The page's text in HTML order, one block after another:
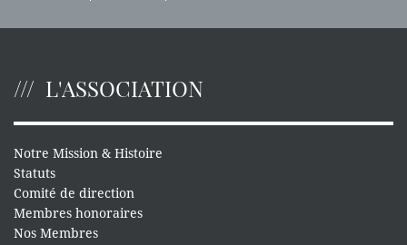
L'ASSOCIATION
Notre Mission & Histoire
Statuts
Comité de direction
Membres honoraires
Nos Membres